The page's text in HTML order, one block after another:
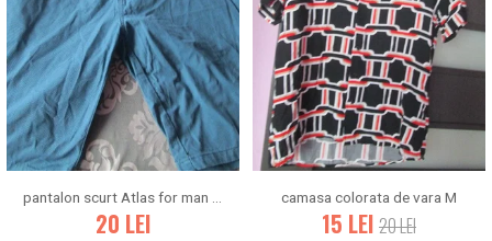
20 LEI
camasa colorata de vara M
15 LEI 20LEI